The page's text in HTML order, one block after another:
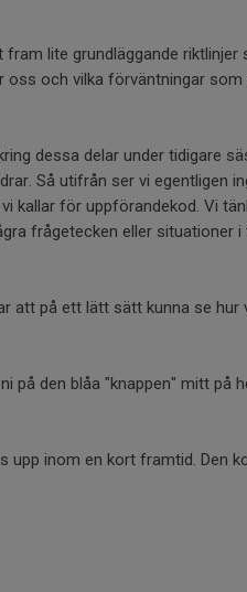
lite grundläggande
och vilka förväntningar som
dessa delar under tidigare
Så utifrån ser vi egentligen
kallar för uppförandekod. Vi
frågetecken eller situationer
att på ett lätt sätt kunna se hur
på den blåa "knappen" mitt på
upp inom en kort framtid. Den